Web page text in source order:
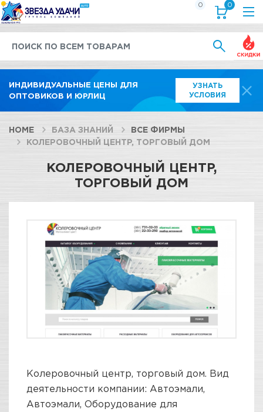
ИНДИВИДУАЛЬНЫЕ ЦЕНЫ ДЛЯ
ОПТОВИКОВ И ЮРЛИЦ
УЗНАТЬ
УСЛОВИЯ
0 0
HOME БАЗА ЗНАНИЙ
ВСЕ ФИРМЫ
КОЛЕРОВОЧНЫЙ ЦЕНТР, ТОРГОВЫЙ ДОМ
КОЛЕРОВОЧНЫЙ ЦЕНТР,
ТОРГОВЫЙ ДОМ
Колеровочный центр, торговый дом. Вид
деятельности компании: Автоэмали,
Автоэмали, Оборудование для